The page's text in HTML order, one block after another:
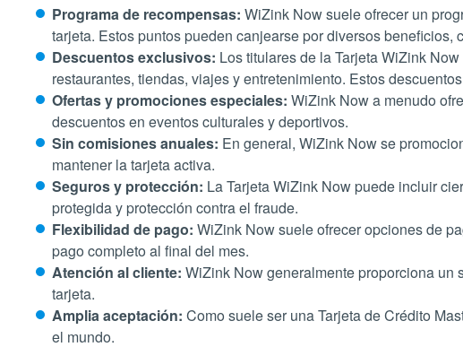
Programa de recompensas: WiZink Now suele ofrecer un
tarjeta. Estos puntos pueden canjearse por diversos
Descuentos exclusivos: Los titulares de la Tarjeta WiZink
restaurantes, tiendas, viajes y entretenimiento. Estos
Ofertas y promociones especiales: WiZink Now a menudo
descuentos en eventos culturales y deportivos.
Sin comisiones anuales: En general, WiZink Now se
mantener la tarjeta activa.
Seguros y protección: La Tarjeta WiZink Now puede incluir
protegida y protección contra el fraude.
Flexibilidad de pago: WiZink Now suele ofrecer opciones de
pago completo al final del mes.
Atención al cliente: WiZink Now generalmente proporciona un
tarjeta.
Amplia aceptación: Como suele ser una Tarjeta de Crédito
el mundo.